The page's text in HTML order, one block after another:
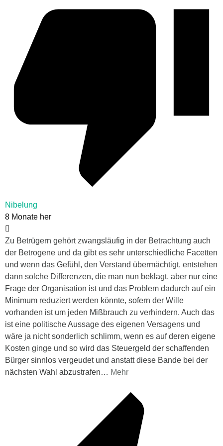
Nibelung
8 Monate her
Zu Betrügern gehört zwangsläufig in der Betrachtung auch
der Betrogene und da gibt es sehr unterschiedliche Facetten
und wenn das Gefühl, den Verstand übermächtigt, entstehen
dann solche Differenzen, die man nun beklagt, aber nur eine
Frage der Organisation ist und das Problem dadurch auf ein
Minimum reduziert werden könnte, sofern der Wille
vorhanden ist um jeden Mißbrauch zu verhindern. Auch das
ist eine politische Aussage des eigenen Versagens und
wäre ja nicht sonderlich schlimm, wenn es auf deren eigene
Kosten ginge und so wird das Steuergeld der schaffenden
Bürger sinnlos vergeudet und anstatt diese Bande bei der
nächsten Wahl abzustrafen… Mehr